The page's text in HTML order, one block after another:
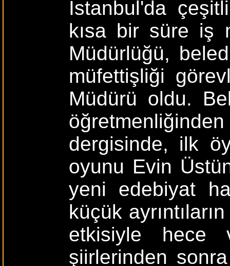
İstanbul'da
kısa bir süre iş
Müdürlüğü,
müfettişliği
Müdürü oldu.
dergisinde, ilk
oyunu Evin
yeni edebiyat
küçük
etkisiyle hece
şiirlerinden